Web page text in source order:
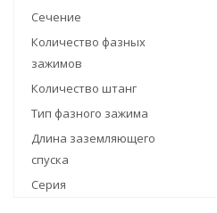
Сечение
Количество фазных
зажимов
Количество штанг
Тип фазного зажима
Длина заземляющего
спуска
Серия